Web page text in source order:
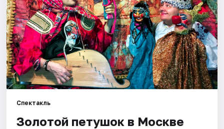
Экскурсии
Спорт
События
Площадки
Спектакль
Золотой петушок в Москве